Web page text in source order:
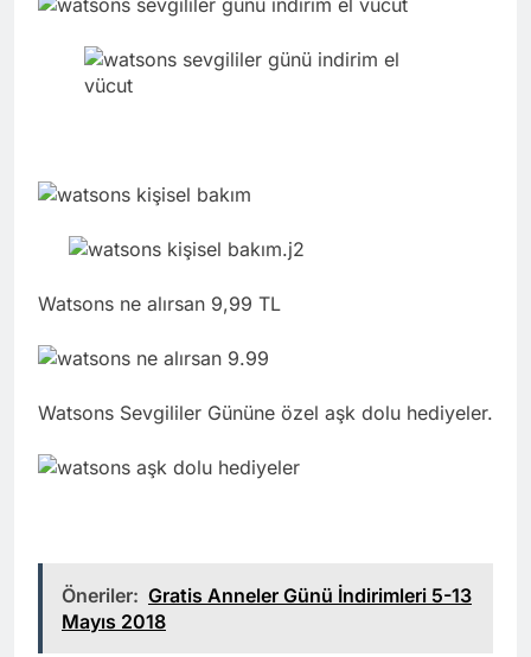
Watsons ne alırsan 9,99 TL
Watsons Sevgililer Gününe özel aşk dolu hediyeler.
Öneriler: Gratis Anneler Günü İndirimleri 5-13
Mayıs 2018